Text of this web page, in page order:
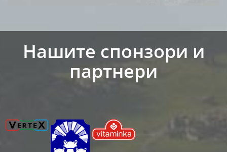
Нашите спонзори и
партнери